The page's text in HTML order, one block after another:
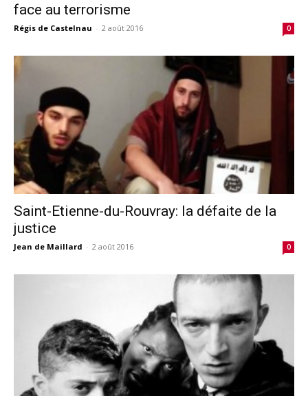
face au terrorisme
Régis de Castelnau - 2 août 2016 0
Saint-Etienne-du-Rouvray: la défaite de la
justice
Jean de Maillard - 2 août 2016 0